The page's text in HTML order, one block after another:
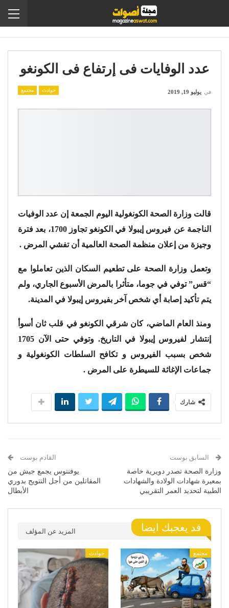
عدد الوفايات فى إرتفاع فى الكونغو
حوادث مجتمع في يوليو 19, 2019
قالت وزارة الصحة الكونغولية اليوم الجمعة إن عدد الوفيات
الناجمة عن فيروس إيبولا في الكونغو تجاوز 1700، بعد فترة
وجيزة من إعلان منظمة الصحة العالمية أن تفشي المرض .
وتعمل وزارة الصحة على تطعيم السكان الذين تعاملوا مع
“قس” توفي في جوما، متأثرا بالمرض الأسبوع الجاري، ولم
يتم تأكيد إصابة أي شخص آخر بفيروس إيبولا في المدينة.
ومنذ العام الماضي، كان شرقي الكونغو في قلب ثان أسوأ
إنتشار لفيروس إيبولا في التاريخ. وتوفي حتى الآن 1705
شخص بسبب الفيروس و تكافح السلطات الكونغولية و
جماعات الإغاثة للسيطرة على المرض .
شارك
السابق بوست
وزارة الصحة تصدر دويرية خاصة
بمعيرة شهادات الولادة والشهادات
الطبية لتحديد العمر التقريبي
القادم بوست
يوفنتوس يجمع جيش من
المقاتلين من أجل التتويج بدوري
الأبطال
قد يعجبك ايضا المزيد عن المؤلف
مجتمع حوادث